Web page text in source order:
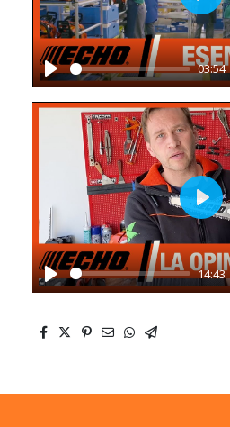
Play
03:54
Play
Play
14:43
Play